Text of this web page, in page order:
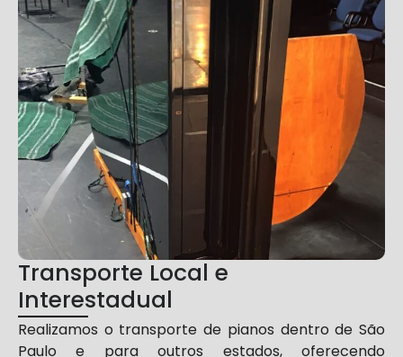
Transporte Local e
Interestadual
Realizamos o transporte de pianos dentro de São
Paulo e para outros estados, oferecendo